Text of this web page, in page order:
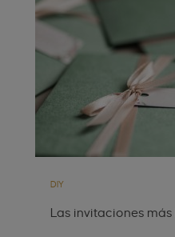
DIY
Las invitaciones